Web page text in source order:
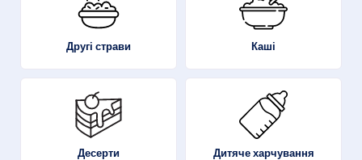
Другі страви Каші
Десерти Дитяче харчування